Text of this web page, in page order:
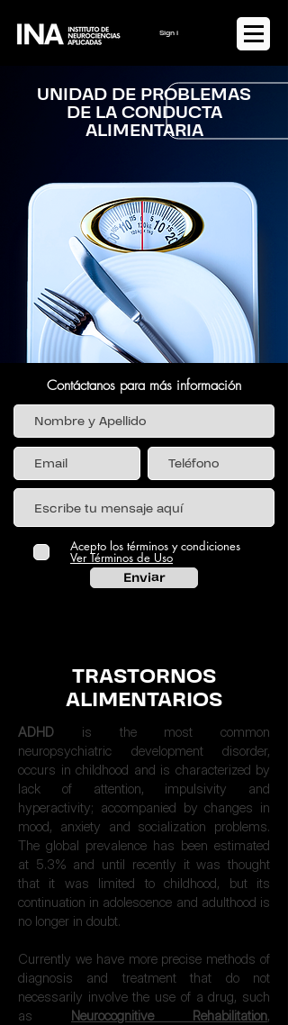
Sign in or Register
UNIDAD DE PROBLEMAS
DE LA CONDUCTA
ALIMENTARIA
Contáctanos para más información
Acepto los términos y condiciones
Ver Términos de Uso
Enviar
TRASTORNOS
ALIMENTARIOS
ADHD is the most common
neuropsychiatric development disorder,
occurs in childhood and is characterized by
lack of attention, impulsivity and
hyperactivity; accompanied by changes in
mood, anxiety and socialization problems.
The global prevalence has been estimated
at 5.3% and until recently it was thought
that it was limited to childhood, but its
continuation in adolescence and adulthood is
no longer in doubt.
Currently we have more precise methods of
diagnosis and treatment that do not
necessarily involve the use of a drug, such
as Neurocognitive Rehabilitation,